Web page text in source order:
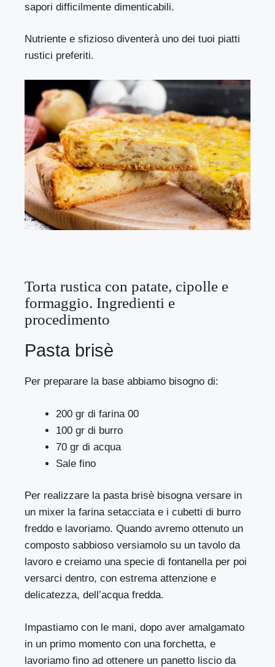
sapori difficilmente dimenticabili.
Nutriente e sfizioso diventerà uno dei tuoi piatti
rustici preferiti.
Torta rustica con patate, cipolle e
formaggio. Ingredienti e
procedimento
Pasta brisè
Per preparare la base abbiamo bisogno di:
200 gr di farina 00
100 gr di burro
70 gr di acqua
Sale fino
Per realizzare la pasta brisè bisogna versare in
un mixer la farina setacciata e i cubetti di burro
freddo e lavoriamo. Quando avremo ottenuto un
composto sabbioso versiamolo su un tavolo da
lavoro e creiamo una specie di fontanella per poi
versarci dentro, con estrema attenzione e
delicatezza, dell’acqua fredda.
Impastiamo con le mani, dopo aver amalgamato
in un primo momento con una forchetta, e
lavoriamo fino ad ottenere un panetto liscio da